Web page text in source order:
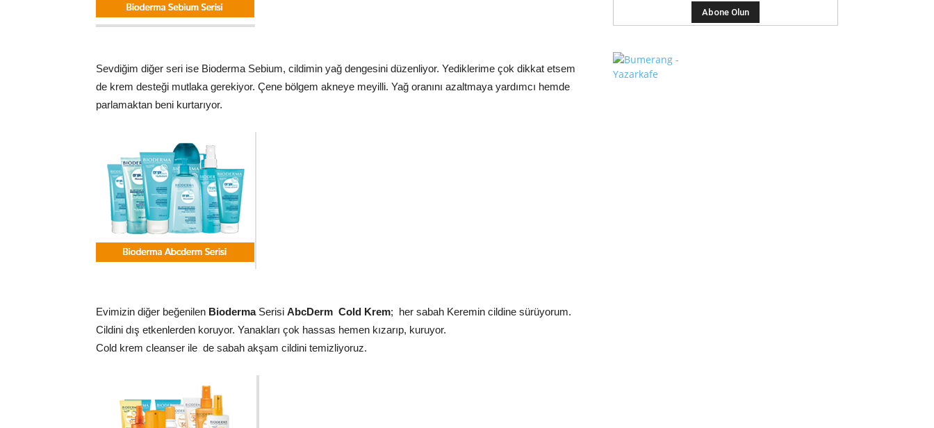
Sevdiğim diğer seri ise Bioderma Sebium, cildimin yağ dengesini düzenliyor. Yediklerime çok dikkat etsem
de krem desteği mutlaka gerekiyor. Çene bölgem akneye meyilli. Yağ oranını azaltmaya yardımcı hemde
parlamaktan beni kurtarıyor.
Evimizin diğer beğenilen BiodermaSerisi AbcDerm Cold Krem; her sabah Keremin cildine sürüyorum.
Cildini dış etkenlerden koruyor. Yanakları çok hassas hemen kızarıp, kuruyor.
Cold krem cleanser ile de sabah akşam cildini temizliyoruz.